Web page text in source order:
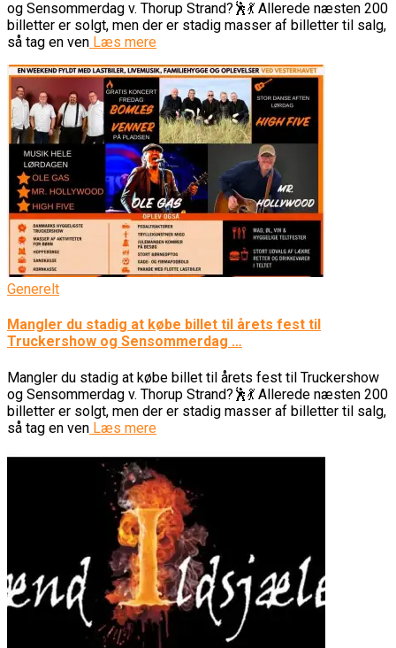
og Sensommerdag v. Thorup Strand?🕺💃 Allerede næsten 200
billetter er solgt, men der er stadig masser af billetter til salg,
så tag en ven Læs mere
Generelt
Mangler du stadig at købe billet til årets fest til
Truckershow og Sensommerdag …
Mangler du stadig at købe billet til årets fest til Truckershow
og Sensommerdag v. Thorup Strand?🕺💃 Allerede næsten 200
billetter er solgt, men der er stadig masser af billetter til salg,
så tag en ven Læs mere